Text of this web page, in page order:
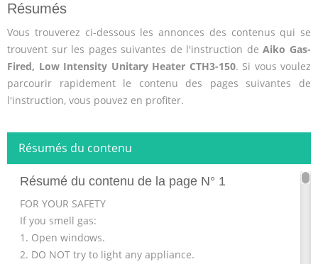
Résumés
Vous trouverez ci-dessous les annonces des contenus qui se
trouvent sur les pages suivantes de l'instruction deAiko Gas-
Fired, Low Intensity Unitary Heater CTH3-150. Si vous voulez
parcourir rapidement le contenu des pages suivantes de
l'instruction, vous pouvez en profiter.
Résumés du contenu
Résumé du contenu de la page N° 1
FOR YOUR SAFETY
If you smell gas:
1. Open windows.
2. DO NOT try to light any appliance.